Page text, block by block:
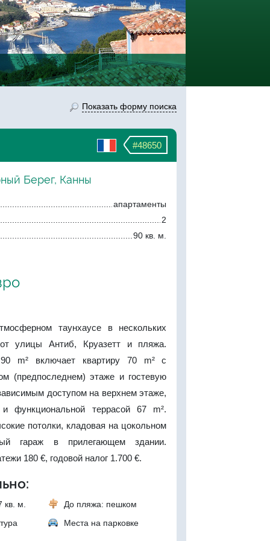
Показать форму поиска
#48650
Берег, Канны
апартаменты
2
90 кв. м.
таунхаусе в нескольких
улицы Антиб, Круазетт и пляжа.
m² включает квартиру 70 m² с
(предпоследнем) этаже и гостевую
доступом на верхнем этаже,
функциональной террасой 67 m².
потолки, кладовая на цокольном
гараж в прилегающем здании.
180 €, годовой налог 1.700 €.
кв. м.
До пляжа: пешком
Места на парковке